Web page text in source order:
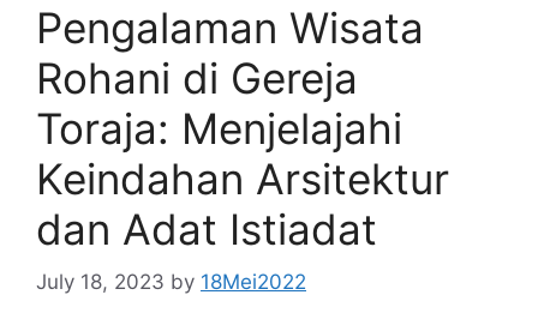
Pengalaman Wisata
Rohani di Gereja
Toraja: Menjelajahi
Keindahan Arsitektur
dan Adat Istiadat
July 18, 2023 by 18Mei2022